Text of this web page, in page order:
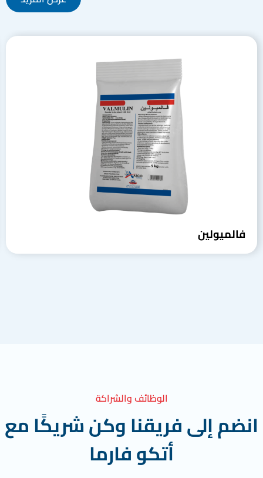
فالميولين
الوظائف والشراكة
انضم إلى فريقنا وكن شريكًا مع
أتكو فارما